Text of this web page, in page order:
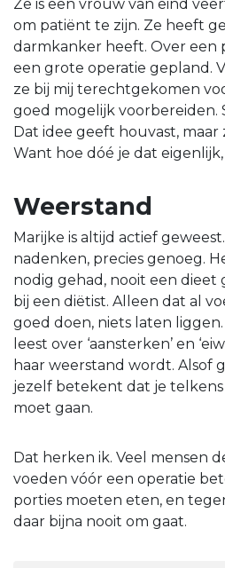
Ze is een vrouw van eind
om patiënt te zijn. Ze heeft
darmkanker heeft. Over een
een grote operatie gepland.
ze bij mij terechtgekomen
goed mogelijk voorbereiden.
Dat idee geeft houvast,
Want hoe dóé je dat
Weerstand
Marijke is altijd actief
nadenken, precies genoeg.
nodig gehad, nooit een dieet
bij een diëtist. Alleen dat al
goed doen, niets laten
leest over ‘aansterken’ en
haar weerstand wordt. Alsof
jezelf betekent dat je
moet gaan.
Dat herken ik. Veel mensen
voeden vóór een operatie
porties moeten eten, en
daar bijna nooit om gaat.